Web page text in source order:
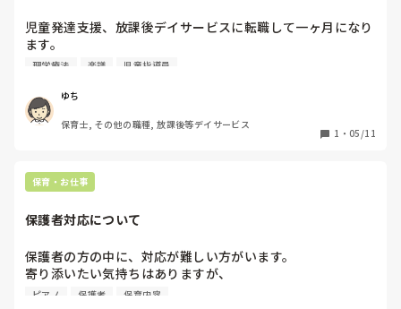
児童発達支援、放課後デイサービスに転職して一ヶ月になり
ます。
いします。
職場には児童指導員3人（うち一名児発官）言語聴覚士、理
学療法士、そして保育士（私）の計6名のスタッフで運営し
保育園しか経験がなく、異業種が集まる子どもの現場が初め
てで、保育士として難しいなと感じております。
保育士経験が常勤7年、パート14年ほどあります。
もちろん常勤時代は担任ももっていて、クラス運営もしてき
ました。
理学療法 楽譜 児童指導員
ゆち
保育士, その他の職種, 放課後等デイサービス
1 ・ 05/11
保育・お仕事
保護者対応について
保護者の方の中に、対応が難しい方がいます。
寄り添いたい気持ちはありますが、
言葉の受け取り方ひとつで誤解が生まれてしまうことがある
ピアノ 保護者 保育内容